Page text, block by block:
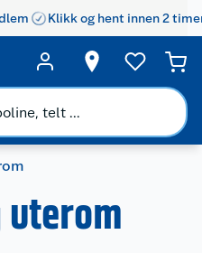
Klikk og hent innen 2
uterom